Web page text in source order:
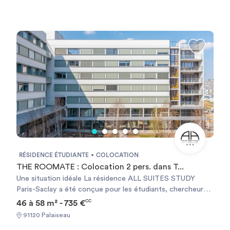
RÉSIDENCE ÉTUDIANTE COLOCATION
THE ROOMATE : Colocation 2 pers. dans T...
Une situation idéale La résidence ALL SUITES STUDY
Paris-Saclay a été conçue pour les étudiants, chercheurs
et jeunes actifs. Elle se situe au cœur du plateau de Saclay,
à quelques minutes des grandes écoles Institut Mines-
Télecom, ENSAE, ENSTA Paris-Tech et Ecole
46 à 58 m² - 735 €CC
91120 Palaiseau